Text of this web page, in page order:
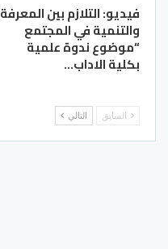
فيديو: التلازم بين المعرفة
والتنمية في المجتمع
“موضوع ندوة علمية
بكلية الاداب…
السابق التالي